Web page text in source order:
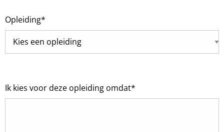
Opleiding*
Ik kies voor deze opleiding omdat*